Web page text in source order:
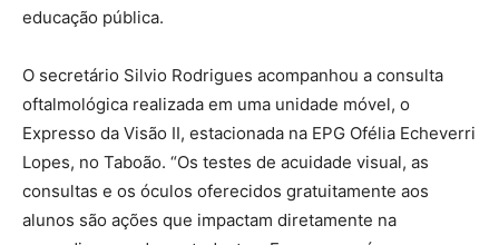
educação pública.
O secretário Silvio Rodrigues acompanhou a consulta
oftalmológica realizada em uma unidade móvel, o
Expresso da Visão II, estacionada na EPG Ofélia Echeverri
Lopes, no Taboão. “Os testes de acuidade visual, as
consultas e os óculos oferecidos gratuitamente aos
alunos são ações que impactam diretamente na